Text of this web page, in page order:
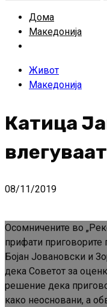
Дома
Македонија
Живот
Македонија
Катица
08/11/2019
Осомничените во
прифати приговорите
Бојан Јовановски и
дека Советот за
решение дека
како неосновани, а